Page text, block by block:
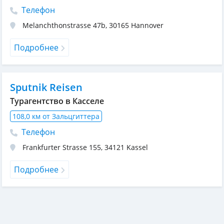
Телефон
Melanchthonstrasse 47b, 30165 Hannover
Подробнее
Sputnik Reisen
Турагентство в Касселе
108,0 км от Зальцгиттера
Телефон
Frankfurter Strasse 155, 34121 Kassel
Подробнее